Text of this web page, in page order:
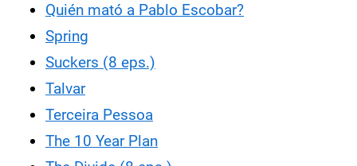
Quién mató a Pablo Escobar?
Spring
Suckers (8 eps.)
Talvar
Terceira Pessoa
The 10 Year Plan